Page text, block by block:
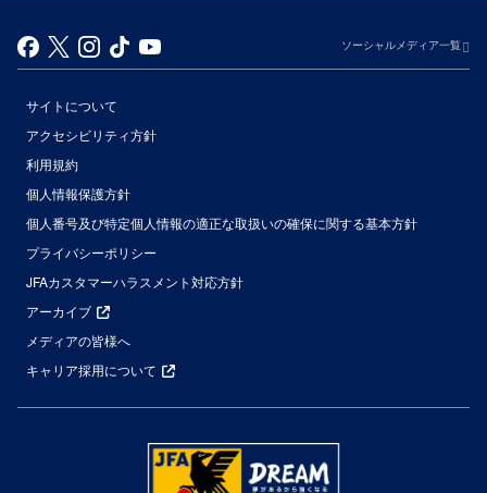
ソーシャルメディア一覧
サイトについて
アクセシビリティ方針
利用規約
個人情報保護方針
個人番号及び特定個人情報の適正な取扱いの確保に関する基本方針
プライバシーポリシー
JFAカスタマーハラスメント対応方針
アーカイブ
メディアの皆様へ
キャリア採用について